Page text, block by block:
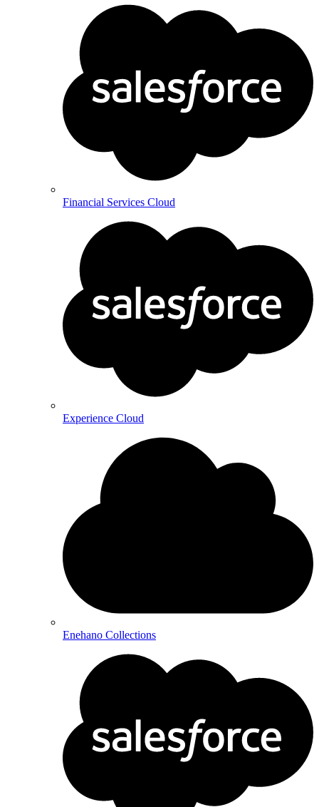
Financial Services Cloud
Experience Cloud
Enehano Collections